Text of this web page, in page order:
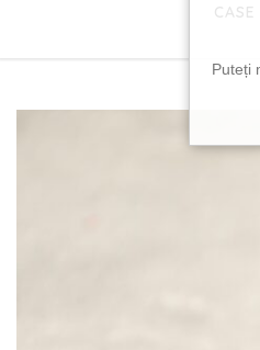
Puteți